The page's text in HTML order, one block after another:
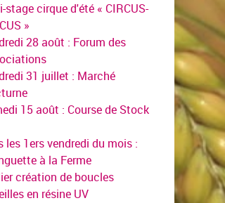
stage cirque d'été « CIRCUS-
»
28 août : Forum des
31 juillet : Marché
15 août : Course de Stock
les 1ers vendredi du mois :
à la Ferme
création de boucles
en résine UV